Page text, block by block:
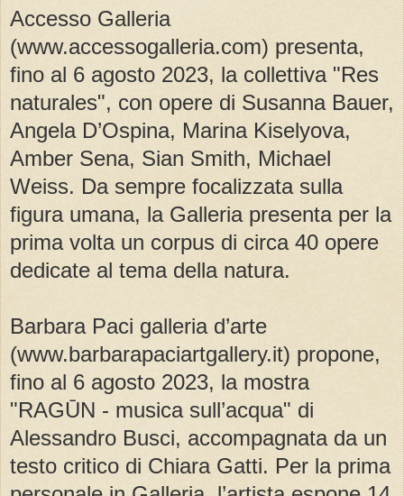
Accesso Galleria
(www.accessogalleria.com) presenta,
fino al 6 agosto 2023, la collettiva "Res
naturales", con opere di Susanna Bauer,
Angela D’Ospina, Marina Kiselyova,
Amber Sena, Sian Smith, Michael
Weiss. Da sempre focalizzata sulla
figura umana, la Galleria presenta per la
prima volta un corpus di circa 40 opere
dedicate al tema della natura.
Barbara Paci galleria d’arte
(www.barbarapaciartgallery.it) propone,
fino al 6 agosto 2023, la mostra
"RAGŪN - musica sull’acqua" di
Alessandro Busci, accompagnata da un
testo critico di Chiara Gatti. Per la prima